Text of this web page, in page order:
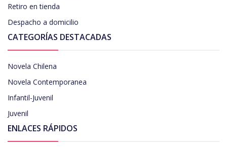
Retiro en tienda
Despacho a domicilio
CATEGORÍAS DESTACADAS
Novela Chilena
Novela Contemporanea
Infantil-Juvenil
Juvenil
ENLACES RÁPIDOS